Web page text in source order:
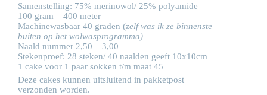
Samenstelling: 75% merinowol/ 25% polyamide
100 gram – 400 meter
Machinewasbaar 40 graden (zelf was ik ze binnenste
buiten op het wolwasprogramma)
Naald nummer 2,50 – 3,00
Stekenproef: 28 steken/ 40 naalden geeft 10x10cm
1 cake voor 1 paar sokken t/m maat 45
Deze cakes kunnen uitsluitend in pakketpost
verzonden worden.